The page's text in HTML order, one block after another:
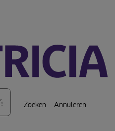
Zoeken
Annuleren